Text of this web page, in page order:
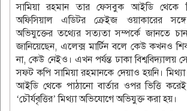
সামিয়া রহমান তার ফেসবুক আইডি থেকে
অফিসিয়াল এডিটর ক্রেইজ ওয়াকারের
অভিযুক্তের তথ্যের সত্যতা সম্পর্কে জানতে
জানিয়েছেন, এলেক্স মার্টিন বলে কেউ কখনও
না, কেউ নেইও। এখন পর্যন্ত ঢাকা
সফট কপি সামিয়া রহমানকে দেয়াও হয়নি।
আইডি থেকে পাঠানো বার্তার ওপর ভিত্তি
‘চৌর্যবৃত্তির’ মিথ্যা অভিযোগে অভিযুক্ত করা হয়।